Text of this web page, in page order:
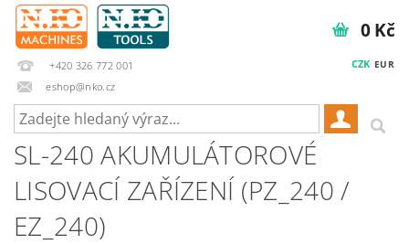
+420 326 772 001
eshop@nko.cz
CZK EUR
0 Kč
SL-240 AKUMULÁTOROVÉ
LISOVACÍ ZAŘÍZENÍ (PZ_240 /
EZ_240)